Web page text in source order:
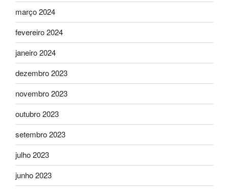
março 2024
fevereiro 2024
janeiro 2024
dezembro 2023
novembro 2023
outubro 2023
setembro 2023
julho 2023
junho 2023